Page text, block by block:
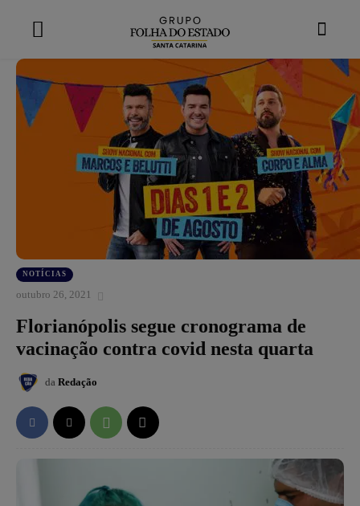
NOTÍCIAS
outubro 26, 2021
Florianópolis segue cronograma de
vacinação contra covid nesta quarta
da Redação